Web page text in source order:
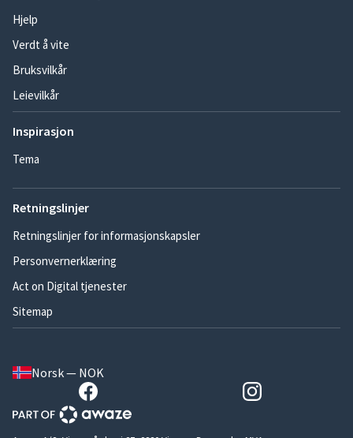
Hjelp
Verdt å vite
Bruksvilkår
Leievilkår
Inspirasjon
Tema
Retningslinjer
Retningslinjer for informasjonskapsler
Personvernerklæring
Act on Digital tjenester
Sitemap
Norsk — NOK